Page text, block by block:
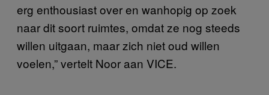
erg enthousiast over en wanhopig op zoek
naar dit soort ruimtes, omdat ze nog steeds
willen uitgaan, maar zich niet oud willen
voelen,” vertelt Noor aan VICE.